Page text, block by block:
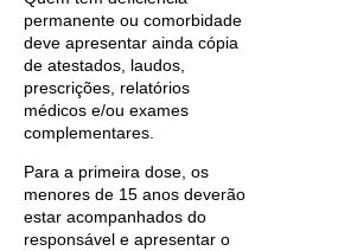
permanente ou comorbidade
deve apresentar ainda cópia
de atestados, laudos,
prescrições, relatórios
médicos e/ou exames
complementares.
Para a primeira dose, os
menores de 15 anos deverão
estar acompanhados do
responsável e apresentar o